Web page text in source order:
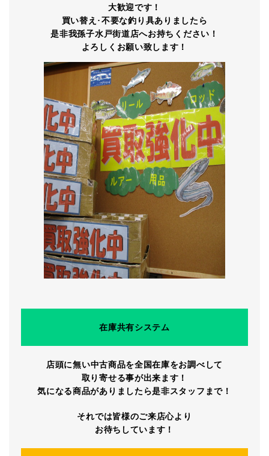
大歓迎です！
買い替え ･不要な釣り具ありましたら
是非我孫子水戸街道店へお持ちください！
よろしくお願い致します！
在庫共有システム
店頭に無い中古商品を全国在庫をお調べして
取り寄せる事が出来ます！
気になる商品がありましたら是非スタッフまで！
それでは皆様のご来店心より
お待ちしています！